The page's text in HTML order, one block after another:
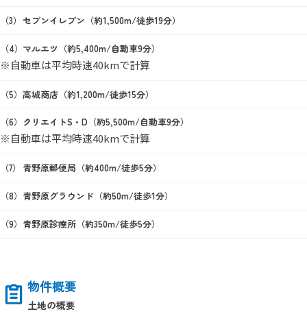
セブンイレブン（約1,500m/徒歩19分）
マルエツ（約5,400m/自動車9分）
※自動車は平均時速40kmで計算
高城商店（約1,200m/徒歩15分）
クリエイトS・D（約5,500m/自動車9分）
※自動車は平均時速40kmで計算
青野原郵便局（約400m/徒歩5分）
青野原グラウンド（約50m/徒歩1分）
青野原診療所（約350m/徒歩5分）
物件概要
土地の概要